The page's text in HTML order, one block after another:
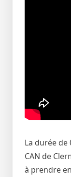
La durée de
CAN de
à prendre